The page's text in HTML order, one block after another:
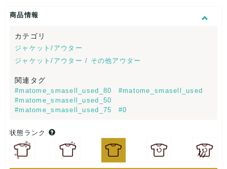
商品情報
カテゴリ
ジャケット/アウター
ジャケット/アウター / その他アウター
関連タグ
#matome_smasell_used_80
#matome_smasell_used
#matome_smasell_used_50
#matome_smasell_used_75
#0
状態ランク